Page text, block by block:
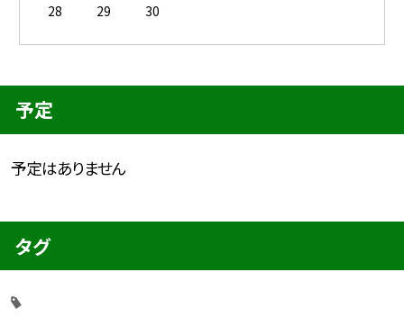
28
29 30
予定
予定はありません
タグ